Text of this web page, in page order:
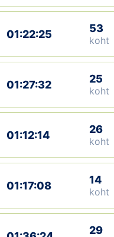
01:22:25 53
koht
01:27:32 25
koht
01:12:14 26
koht
01:17:08 14
koht
29